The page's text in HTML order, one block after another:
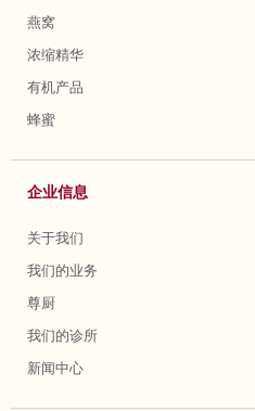
燕窝
浓缩精华
有机产品
蜂蜜
企业信息
关于我们
我们的业务
尊厨
我们的诊所
新闻中心